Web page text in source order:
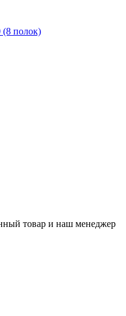
товар и наш менеджер